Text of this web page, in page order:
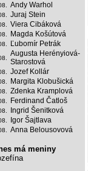
Andy Warhol
Juraj Stein
Viera Cibáková
Magda Košútová
Ľubomír Petrák
Augusta Herényiová-
Starostová
Jozef Kollár
Margita Klobušická
Zdenka Kramplová
Ferdinand Čatloš
Ingrid Šenitková
Igor Šajtlava
Anna Belousovová
má meniny